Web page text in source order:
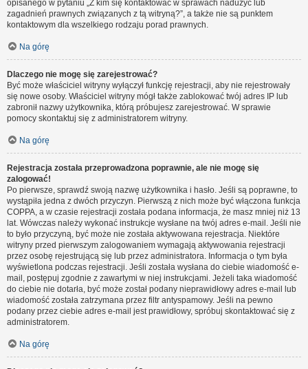
opisanego w pytaniu „Z kim się kontaktować w sprawach nadużyć lub
zagadnień prawnych związanych z tą witryną?”, a także nie są punktem
kontaktowym dla wszelkiego rodzaju porad prawnych.
Na górę
Dlaczego nie mogę się zarejestrować?
Być może właściciel witryny wyłączył funkcję rejestracji, aby nie rejestrowały
się nowe osoby. Właściciel witryny mógł także zablokować twój adres IP lub
zabronił nazwy użytkownika, którą próbujesz zarejestrować. W sprawie
pomocy skontaktuj się z administratorem witryny.
Na górę
Rejestracja została przeprowadzona poprawnie, ale nie mogę się
zalogować!
Po pierwsze, sprawdź swoją nazwę użytkownika i hasło. Jeśli są poprawne, to
wystąpiła jedna z dwóch przyczyn. Pierwszą z nich może być włączona funkcja
COPPA, a w czasie rejestracji została podana informacja, że masz mniej niż 13
lat. Wówczas należy wykonać instrukcje wysłane na twój adres e-mail. Jeśli nie
to było przyczyną, być może nie została aktywowana rejestracja. Niektóre
witryny przed pierwszym zalogowaniem wymagają aktywowania rejestracji
przez osobę rejestrującą się lub przez administratora. Informacja o tym była
wyświetlona podczas rejestracji. Jeśli została wysłana do ciebie wiadomość e-
mail, postępuj zgodnie z zawartymi w niej instrukcjami. Jeżeli taka wiadomość
do ciebie nie dotarła, być może został podany nieprawidłowy adres e-mail lub
wiadomość została zatrzymana przez filtr antyspamowy. Jeśli na pewno
podany przez ciebie adres e-mail jest prawidłowy, spróbuj skontaktować się z
administratorem.
Na górę